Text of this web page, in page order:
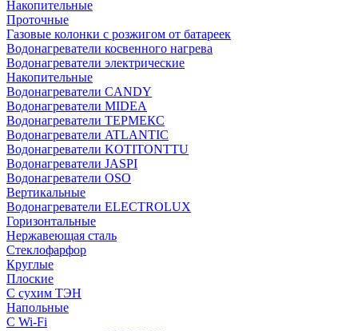
Накопительные
Проточные
Газовые колонки с розжигом от батареек
Водонагреватели косвенного нагрева
Водонагреватели электрические
Накопительные
Водонагреватели CANDY
Водонагреватели MIDEA
Водонагреватели ТЕРМЕКС
Водонагреватели ATLANTIC
Водонагреватели KOTITONTTU
Водонагреватели JASPI
Водонагреватели OSO
Вертикальные
Водонагреватели ELECTROLUX
Горизонтальные
Нержавеющая сталь
Стеклофарфор
Круглые
Плоские
С сухим ТЭН
Напольные
С Wi-Fi